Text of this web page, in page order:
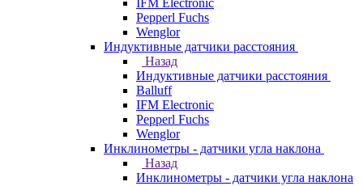
IFM Electronic
Pepperl Fuchs
Wenglor
Индуктивные датчики расстояния
Назад
Индуктивные датчики расстояния
Balluff
IFM Electronic
Pepperl Fuchs
Wenglor
Инклинометры - датчики угла наклона
Назад
Инклинометры - датчики угла наклона